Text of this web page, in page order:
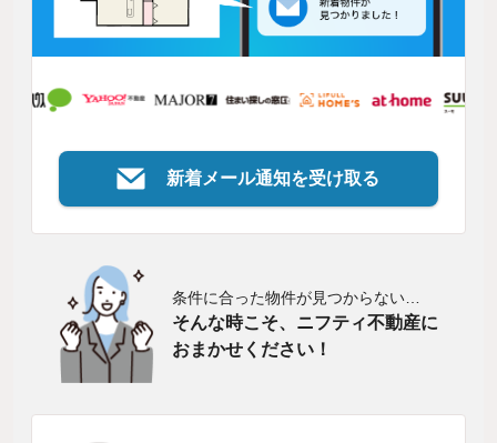
新着メール通知を受け取る
条件に合った物件が見つからない…
そんな時こそ、ニフティ不動産に
おまかせください！